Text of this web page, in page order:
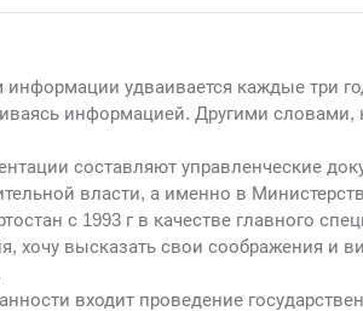
удваивается каждые три
информацией. Другими словами,
составляют управленческие
власти, а именно в
с 1993 г в качестве главного
хочу высказать свои соображения и
входит проведение